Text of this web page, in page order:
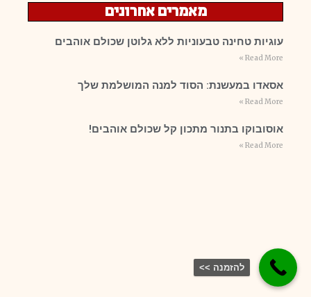
מאמרים אחרונים
עוגיות טחינה טבעוניות ללא גלוטן שכולם אוהבים
Read More »
אסאדו במעשנת: הסוד למנה המושלמת שלך
Read More »
אוסובוקו בתנור מתכון קל שכולם אוהבים!
Read More »
להזמנה >>